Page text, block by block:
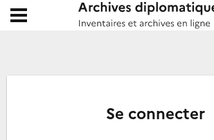
Archives diplomatiques
Ouvrir le menu déroulant
Se connecter